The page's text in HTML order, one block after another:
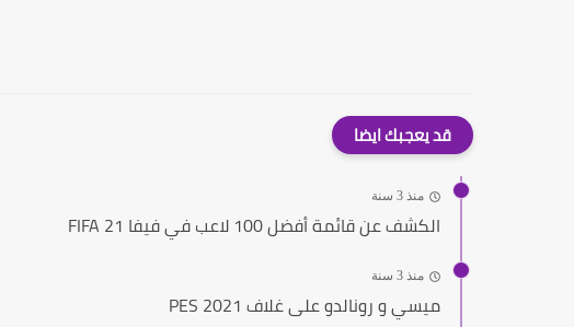
قد يعجبك ايضا
منذ 3 سنة
الكشف عن قائمة أفضل 100 لاعب في فيفا 21 FIFA
منذ 3 سنة
ميسي و رونالدو على غلاف PES 2021